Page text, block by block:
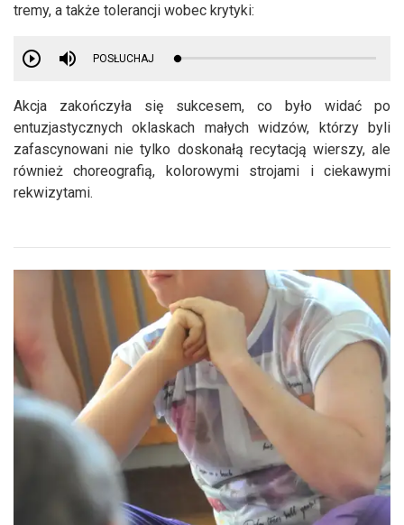
tremy, a także tolerancji wobec krytyki:
POSŁUCHAJ
Akcja zakończyła się sukcesem, co było widać po
entuzjastycznych oklaskach małych widzów, którzy byli
zafascynowani nie tylko doskonałą recytacją wierszy, ale
również choreografią, kolorowymi strojami i ciekawymi
rekwizytami.